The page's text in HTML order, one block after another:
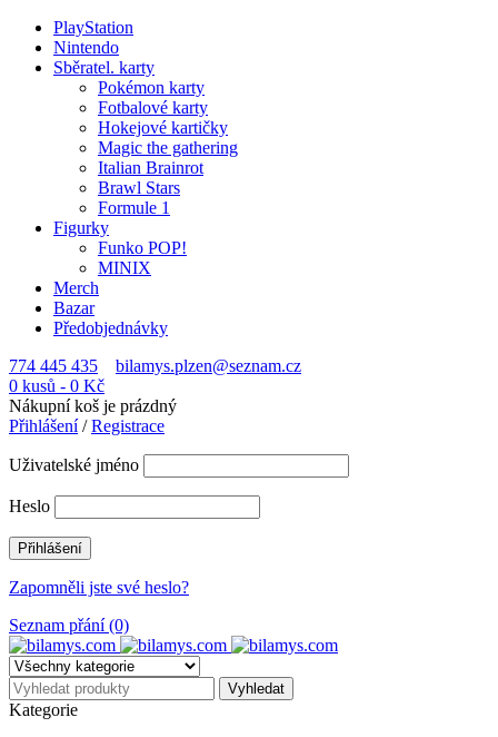
PlayStation
Nintendo
Sběratel. karty
Pokémon karty
Fotbalové karty
Hokejové kartičky
Magic the gathering
Italian Brainrot
Brawl Stars
Formule 1
Figurky
Funko POP!
MINIX
Merch
Bazar
Předobjednávky
774 445 435
bilamys.plzen@seznam.cz
0 kusů - 0 Kč
Nákupní koš je prázdný
Přihlášení/Registrace
Uživatelské jméno
Heslo
Zapomněli jste své heslo?
Seznam přání (0)
Kategorie